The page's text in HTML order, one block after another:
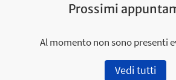
Prossimi
Al momento non sono presenti
Vedi tutti